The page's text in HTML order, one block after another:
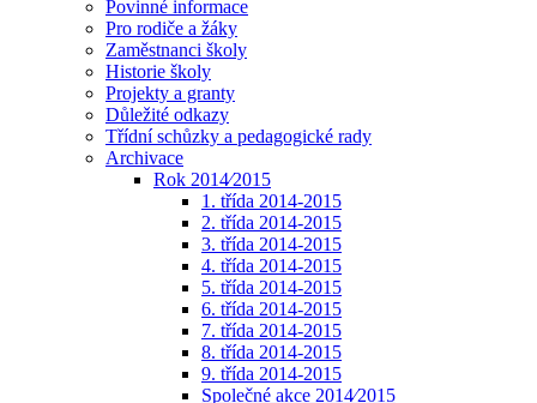
Povinné informace
Pro rodiče a žáky
Zaměstnanci školy
Historie školy
Projekty a granty
Důležité odkazy
Třídní schůzky a pedagogické rady
Archivace
Rok 2014⁄2015
1. třída 2014-2015
2. třída 2014-2015
3. třída 2014-2015
4. třída 2014-2015
5. třída 2014-2015
6. třída 2014-2015
7. třída 2014-2015
8. třída 2014-2015
9. třída 2014-2015
Společné akce 2014⁄2015